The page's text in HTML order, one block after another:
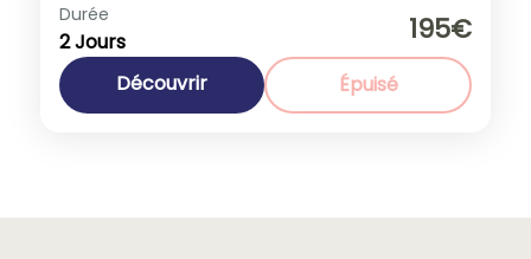
Espagne
1-40 People
Durée
2 Jours 195€
Découvrir Épuisé